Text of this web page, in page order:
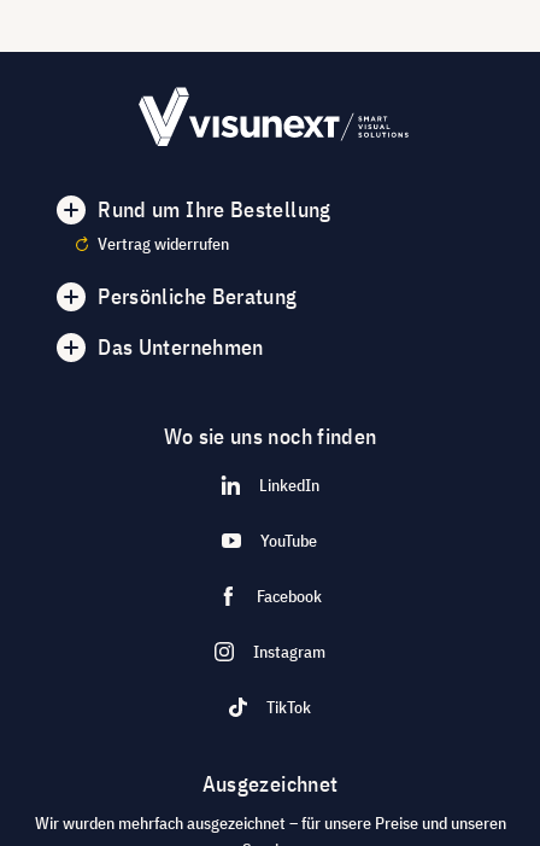
Rund um Ihre Bestellung
Vertrag widerrufen
Persönliche Beratung
Das Unternehmen
Wo sie uns noch finden
LinkedIn
YouTube
Facebook
Instagram
TikTok
Ausgezeichnet
Wir wurden mehrfach ausgezeichnet – für unsere Preise und unseren